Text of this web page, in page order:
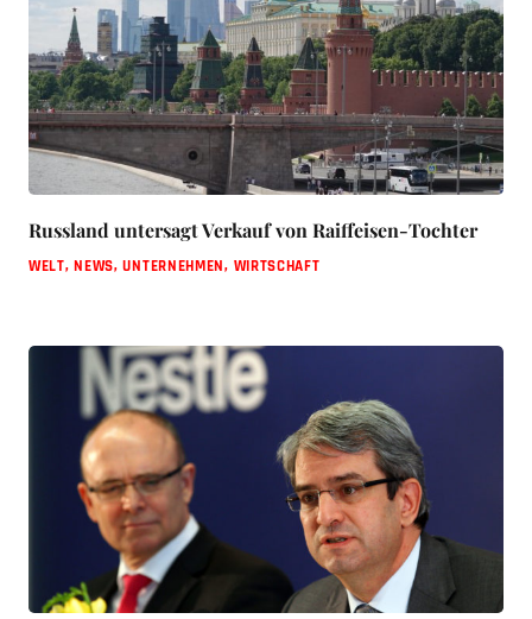
Russland untersagt Verkauf von Raiffeisen-Tochter
WELT,NEWS,UNTERNEHMEN, WIRTSCHAFT